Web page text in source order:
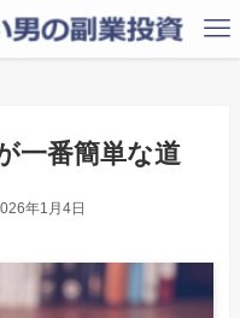
一番簡単な道
年1月4日